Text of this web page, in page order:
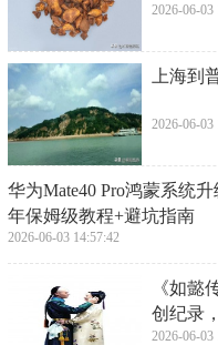
2026-06-03
上海到
2026-06-03
华为Mate40 Pro鸿蒙系统
年保姆级教程+避坑指南
2026-06-03 14:57:42
《如懿
创纪录
2026-06-03